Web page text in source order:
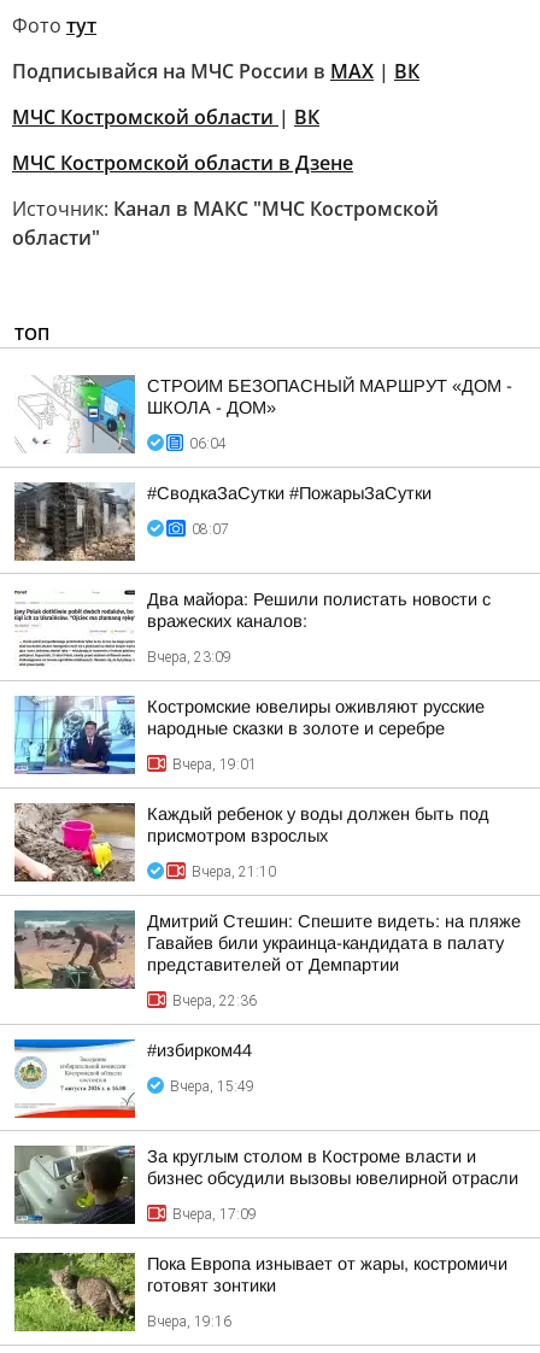
Фото тут
Подписывайся на МЧС России в MAX | ВК
МЧС Костромской области | ВК
МЧС Костромской области в Дзене
Источник: Канал в МАКС "МЧС Костромской
области"
ТОП
СТРОИМ БЕЗОПАСНЫЙ МАРШРУТ «ДОМ -
ШКОЛА - ДОМ»
06:04
#СводкаЗаСутки #ПожарыЗаСутки
08:07
Два майора: Решили полистать новости с
вражеских каналов:
Вчера, 23:09
Костромские ювелиры оживляют русские
народные сказки в золоте и серебре
Вчера, 19:01
Каждый ребенок у воды должен быть под
присмотром взрослых
Вчера, 21:10
Дмитрий Стешин: Спешите видеть: на пляже
Гавайев били украинца-кандидата в палату
представителей от Демпартии
Вчера, 22:36
#избирком44
Вчера, 15:49
За круглым столом в Костроме власти и
бизнес обсудили вызовы ювелирной отрасли
Вчера, 17:09
Пока Европа изнывает от жары, костромичи
готовят зонтики
Вчера, 19:16